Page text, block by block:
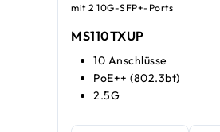
mit 2 10G-SFP+-Ports
MS110TXUP
10 Anschlüsse
PoE++ (802.3bt)
2.5G